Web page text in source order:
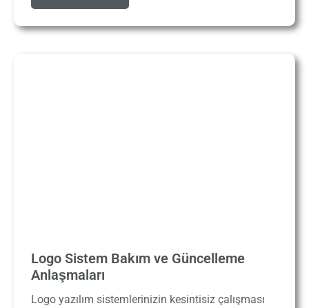
Logo Sistem Bakım ve Güncelleme
Anlaşmaları
Logo yazılım sistemlerinizin kesintisiz çalışması